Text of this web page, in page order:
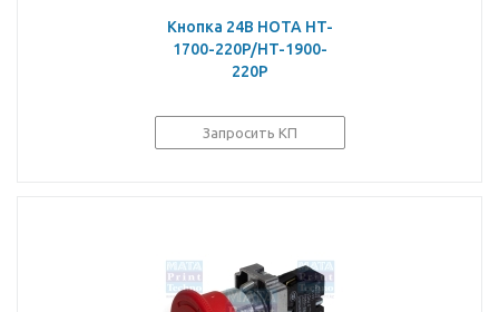
Кнопка 24В HOTA HT-
1700-220P/HT-1900-
220P
Запросить КП